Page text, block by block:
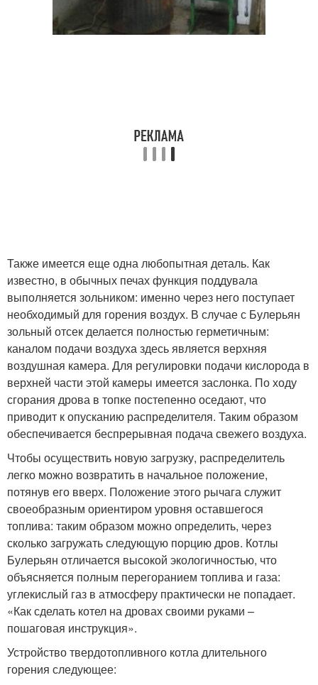
Также имеется еще одна любопытная деталь. Как
известно, в обычных печах функция поддувала
выполняется зольником: именно через него поступает
необходимый для горения воздух. В случае с Булерьян
зольный отсек делается полностью герметичным:
каналом подачи воздуха здесь является верхняя
воздушная камера. Для регулировки подачи кислорода в
верхней части этой камеры имеется заслонка. По ходу
сгорания дрова в топке постепенно оседают, что
приводит к опусканию распределителя. Таким образом
обеспечивается беспрерывная подача свежего воздуха.
Чтобы осуществить новую загрузку, распределитель
легко можно возвратить в начальное положение,
потянув его вверх. Положение этого рычага служит
своеобразным ориентиром уровня оставшегося
топлива: таким образом можно определить, через
сколько загружать следующую порцию дров. Котлы
Булерьян отличается высокой экологичностью, что
объясняется полным перегоранием топлива и газа:
углекислый газ в атмосферу практически не попадает.
«Как сделать котел на дровах своими руками –
пошаговая инструкция».
Устройство твердотопливного котла длительного
горения следующее: